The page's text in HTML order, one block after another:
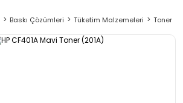
Baskı Çözümleri Tüketim Malzemeleri Toner